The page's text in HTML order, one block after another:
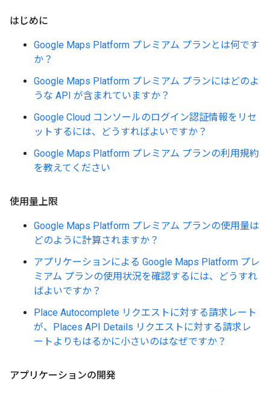
はじめに
Google Maps Platform プレミアム プランとは何です
か？
Google Maps Platform プレミアム プランにはどのよ
うな API が含まれていますか？
Google Cloud コンソールのログイン認証情報をリセ
ットするには、どうすればよいですか？
Google Maps Platform プレミアム プランの利用規約
を教えてください
使用量上限
Google Maps Platform プレミアム プランの使用量は
どのように計算されますか？
アプリケーションによる Google Maps Platform プレ
ミアム プランの使用状況を確認するには、どうすれ
ばよいですか？
Place Autocomplete リクエストに対する請求レート
が、Places API Details リクエストに対する請求レ
ートよりもはるかに小さいのはなぜですか？
アプリケーションの開発